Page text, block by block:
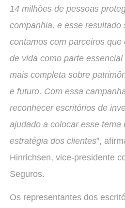
14 milhões de pessoas
companhia, e esse resultado
contamos com parceiros que
de vida como parte
mais completa sobre
e futuro. Com essa
reconhecer escritórios de
ajudado a colocar esse tema
estratégia dos clientes”,
Hinrichsen, vice-presidente
Seguros.
Os representantes dos